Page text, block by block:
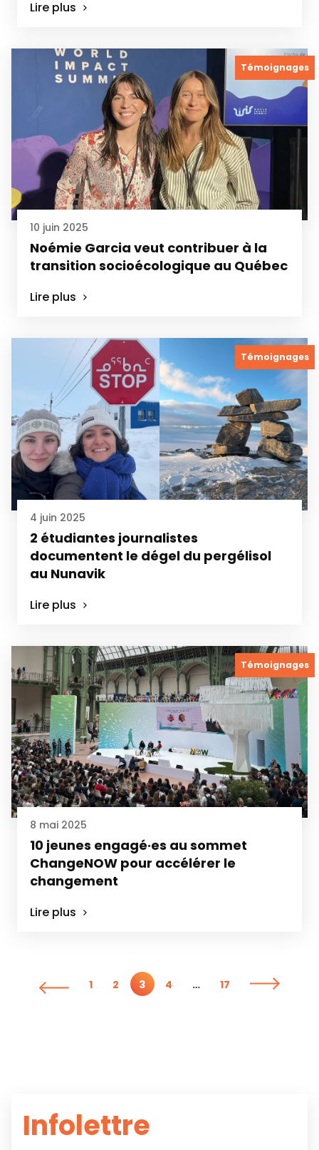
Lire plus
Témoignages
10 juin 2025
Noémie Garcia veut contribuer à la
transition socioécologique au Québec
Lire plus
Témoignages
4 juin 2025
2 étudiantes journalistes
documentent le dégel du pergélisol
au Nunavik
Lire plus
Témoignages
8 mai 2025
10 jeunes engagé·es au sommet
ChangeNOW pour accélérer le
changement
Lire plus
Pagination
des
1 2 3 4 … 17
Infolettre